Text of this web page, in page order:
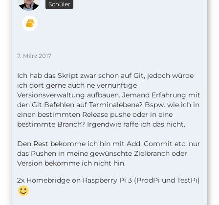
Schüler
7. März 2017
Ich hab das Skript zwar schon auf Git, jedoch würde
ich dort gerne auch ne vernünftige
Versionsverwaltung aufbauen. Jemand Erfahrung mit
den Git Befehlen auf Terminalebene? Bspw. wie ich in
einen bestimmten Release pushe oder in eine
bestimmte Branch? Irgendwie raffe ich das nicht.
Den Rest bekomme ich hin mit Add, Commit etc. nur
das Pushen in meine gewünschte Zielbranch oder
Version bekomme ich nicht hin.
2x Homebridge on Raspberry Pi 3 (ProdPi und TestPi)